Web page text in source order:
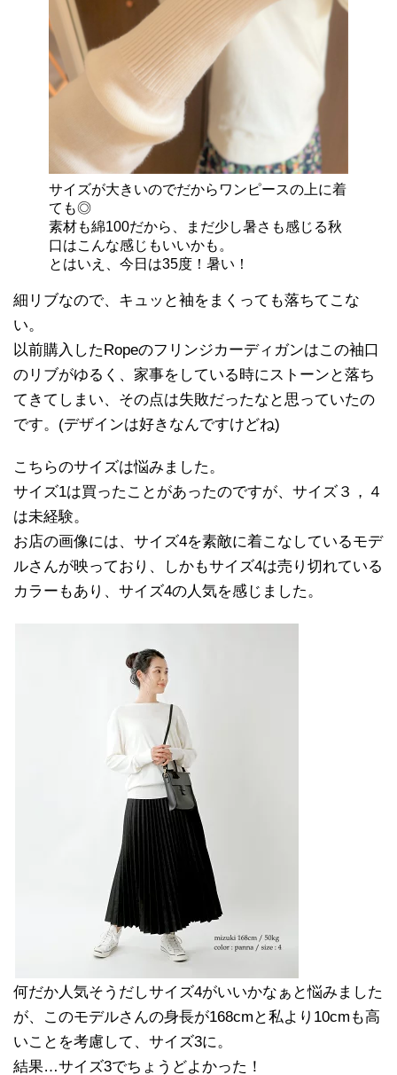
サイズが大きいのでだからワンピースの上に着
ても◎
素材も綿100だから、まだ少し暑さも感じる秋
口はこんな感じもいいかも。
とはいえ、今日は35度！暑い！
細リブなので、キュッと袖をまくっても落ちてこな
い。
以前購入したRopeのフリンジカーディガンはこの袖口
のリブがゆるく、家事をしている時にストーンと落ち
てきてしまい、その点は失敗だったなと思っていたの
です。(デザインは好きなんですけどね)
こちらのサイズは悩みました。
サイズ1は買ったことがあったのですが、サイズ３，４
は未経験。
お店の画像には、サイズ4を素敵に着こなしているモデ
ルさんが映っており、しかもサイズ4は売り切れている
カラーもあり、サイズ4の人気を感じました。
何だか人気そうだしサイズ4がいいかなぁと悩みました
が、このモデルさんの身長が168cmと私より10cmも高
いことを考慮して、サイズ3に。
結果…サイズ3でちょうどよかった！